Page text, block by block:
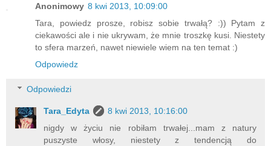
Anonimowy 8 kwi 2013, 10:09:00
Tara, powiedz prosze, robisz sobie trwałą? :)) Pytam z
ciekawości ale i nie ukrywam, że mnie troszkę kusi. Niestety
to sfera marzeń, nawet niewiele wiem na ten temat :)
Odpowiedz
Odpowiedzi
Tara_Edyta
8 kwi 2013, 10:16:00
nigdy w życiu nie robiłam trwałej...mam z natury
puszyste włosy, niestety z tendencją do